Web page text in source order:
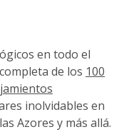
en todo el
de los 100
inolvidables en
Azores y más allá.